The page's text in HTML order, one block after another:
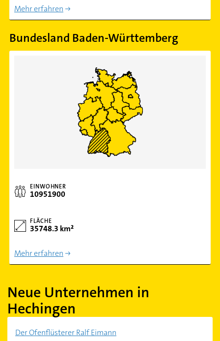
Mehr erfahren
Bundesland Baden-Württemberg
EINWOHNER
10951900
FLÄCHE
35748.3 km²
Mehr erfahren
Neue Unternehmen in
Hechingen
Der Ofenflüsterer Ralf Eimann